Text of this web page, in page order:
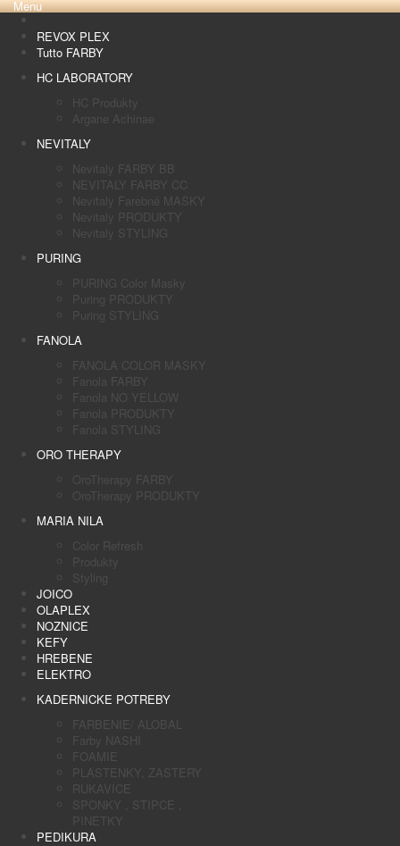
Menu
REVOX PLEX
Tutto FARBY
HC LABORATORY
HC Produkty
Argane Achinae
NEVITALY
Nevitaly FARBY BB
NEVITALY FARBY CC
Nevitaly Farebné MASKY
Nevitaly PRODUKTY
Nevitaly STYLING
PURING
PURING Color Masky
Puring PRODUKTY
Puring STYLING
FANOLA
FANOLA COLOR MASKY
Fanola FARBY
Fanola NO YELLOW
Fanola PRODUKTY
Fanola STYLING
ORO THERAPY
OroTherapy FARBY
OroTherapy PRODUKTY
MARIA NILA
Color Refresh
Produkty
Styling
JOICO
OLAPLEX
NOZNICE
KEFY
HREBENE
ELEKTRO
KADERNICKE POTREBY
FARBENIE/ ALOBAL
Farby NASHI
FOAMIE
PLASTENKY, ZASTERY
RUKAVICE
SPONKY , STIPCE ,
PINETKY
PEDIKURA